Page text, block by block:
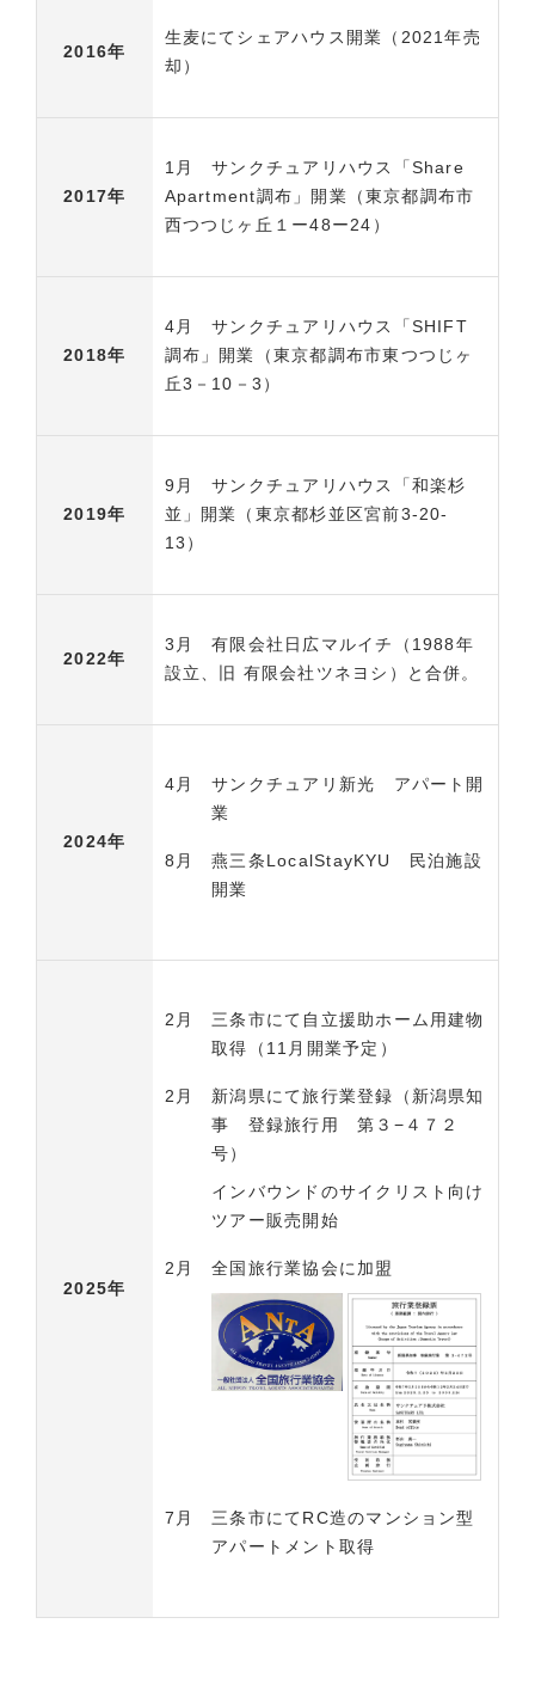
2016年
生麦にてシェアハウス開業（2021年売
却）
2017年
1月 サンクチュアリハウス「Share
Apartment調布」開業（東京都調布市
西つつじヶ丘１ー48ー24）
2018年
4月 サンクチュアリハウス「SHIFT
調布」開業（東京都調布市東つつじヶ
丘3－10－3）
2019年
9月 サンクチュアリハウス「和楽杉
並」開業（東京都杉並区宮前3-20-
13）
2022年
3月 有限会社日広マルイチ（1988年
設立、旧 有限会社ツネヨシ）と合併。
2024年
4月サンクチュアリ新光 アパート開
業
8月燕三条LocalStayKYU 民泊施設
開業
2025年
2月 三条市にて自立援助ホーム用建物
取得（11月開業予定）
2月 新潟県にて旅行業登録（新潟県知
事 登録旅行用 第３−４７２
号）
インバウンドのサイクリスト向け
ツアー販売開始
2月全国旅行業協会に加盟
7月三条市にてRC造のマンション型
アパートメント取得